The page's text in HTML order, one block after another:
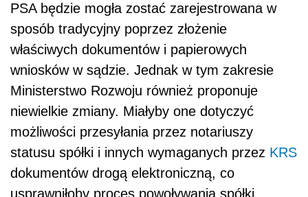
PSA będzie mogła zostać zarejestrowana w
sposób tradycyjny poprzez złożenie
właściwych dokumentów i papierowych
wniosków w sądzie. Jednak w tym zakresie
Ministerstwo Rozwoju również proponuje
niewielkie zmiany. Miałyby one dotyczyć
możliwości przesyłania przez notariuszy
statusu spółki i innych wymaganych przez KRS
dokumentów drogą elektroniczną, co
usprawniłoby proces powoływania spółki.